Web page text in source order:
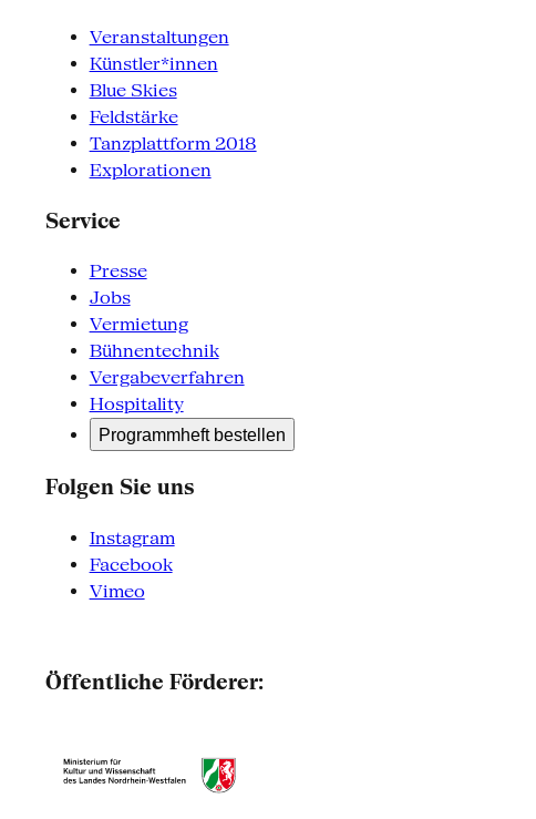
Veranstaltungen
Künstler*innen
Blue Skies
Feldstärke
Tanzplattform 2018
Explorationen
Service
Presse
Jobs
Vermietung
Bühnentechnik
Vergabeverfahren
Hospitality
Programmheft bestellen
Folgen Sie uns
Instagram
Facebook
Vimeo
Öffentliche Förderer: